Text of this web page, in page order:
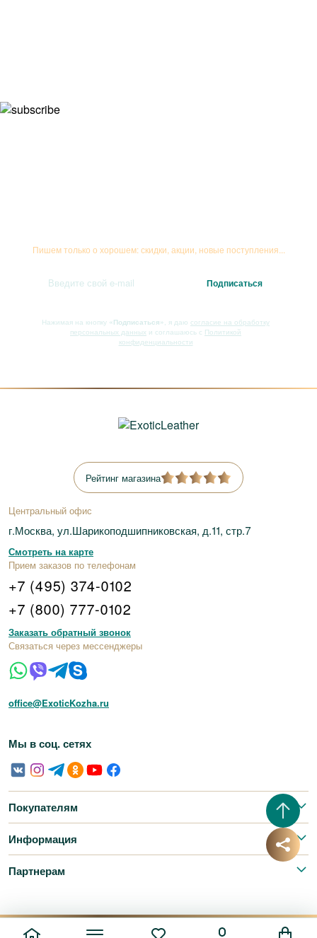
Пишем только о хорошем: скидки, акции, новые поступления...
Нажимая на кнопку «Подписаться» , я даю согласие на обработку
персональных данных и соглашаюсь с Политикой
конфиденциальности
Рейтинг магазина
Центральный офис
г.Москва, ул.Шарикоподшипниковская, д.11, стр.7
Смотреть на карте
Прием заказов по телефонам
+7 (495) 374-0102
+7 (800) 777-0102
Заказать обратный звонок
Связаться через мессенджеры
office@ExoticKozha.ru
Мы в соц. сетях
Покупателям
Информация
Партнерам